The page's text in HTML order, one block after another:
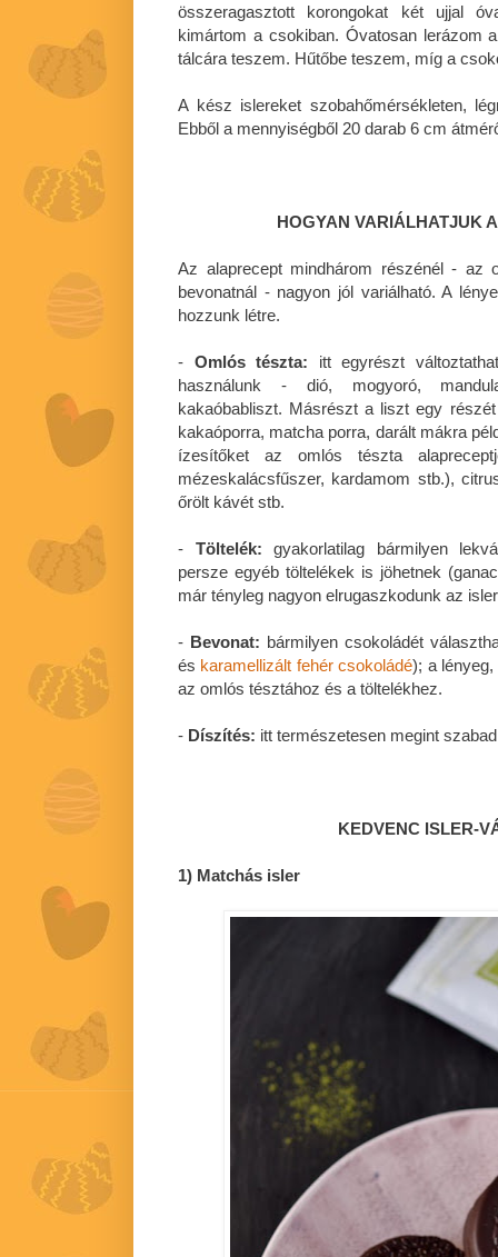
összeragasztott korongokat két ujjal
kimártom a csokiban. Óvatosan lerázom
tálcára teszem. Hűtőbe teszem, míg a
A kész islereket szobahőmérsékleten,
Ebből a mennyiségből 20 darab 6 cm
HOGYAN VARIÁLHATJUK
Az alaprecept mindhárom részénél - az
bevonatnál - nagyon jól variálható. A
hozzunk létre.
- Omlós tészta: itt egyrészt
használunk - dió, mogyoró,
kakaóbabliszt. Másrészt a liszt egy
kakaóporra, matcha porra, darált mákra
ízesítőket az omlós tészta
mézeskalácsfűszer, kardamom stb.),
őrölt kávét stb.
- Töltelék: gyakorlatilag bármilyen
persze egyéb töltelékek is jöhetnek
már tényleg nagyon elrugaszkodunk az
- Bevonat: bármilyen csokoládét
és karamellizált fehér csokoládé); a
az omlós tésztához és a töltelékhez.
- Díszítés: itt természetesen megint
KEDVENC ISLER-
1) Matchás isler